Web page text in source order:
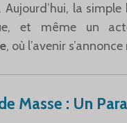
Aujourd’hui, la
et même un acte
, où l’avenir
Masse : Un